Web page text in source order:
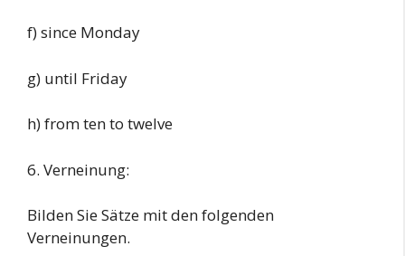
f) since Monday
g) until Friday
h) from ten to twelve
6. Verneinung:
Bilden Sie Sätze mit den folgenden
Verneinungen.